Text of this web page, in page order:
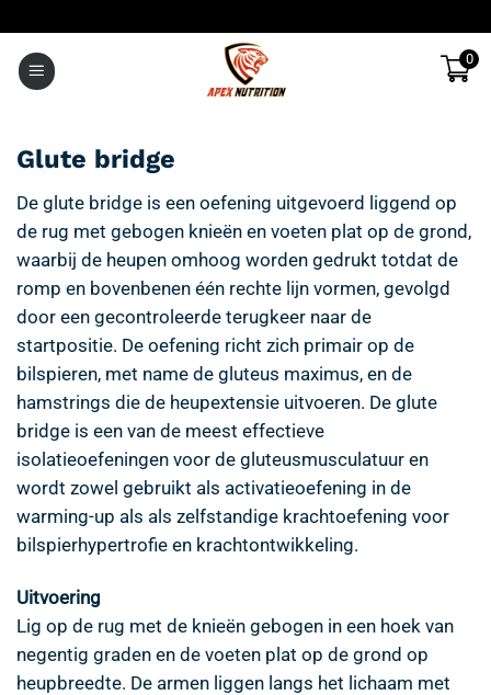
inhoud
0
Glute bridge
De glute bridge is een oefening uitgevoerd liggend op
de rug met gebogen knieën en voeten plat op de grond,
waarbij de heupen omhoog worden gedrukt totdat de
romp en bovenbenen één rechte lijn vormen, gevolgd
door een gecontroleerde terugkeer naar de
startpositie. De oefening richt zich primair op de
bilspieren, met name de gluteus maximus, en de
hamstrings die de heupextensie uitvoeren. De glute
bridge is een van de meest effectieve
isolatieoefeningen voor de gluteusmusculatuur en
wordt zowel gebruikt als activatieoefening in de
warming-up als als zelfstandige krachtoefening voor
bilspierhypertrofie en krachtontwikkeling.
Uitvoering
Lig op de rug met de knieën gebogen in een hoek van
negentig graden en de voeten plat op de grond op
heupbreedte. De armen liggen langs het lichaam met